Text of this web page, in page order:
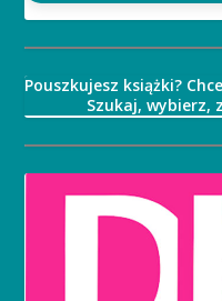
Pouszkujesz książki?
Szukaj, wybierz,